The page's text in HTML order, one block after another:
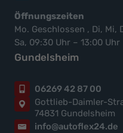
Öffnungszeiten
Mo. Geschlossen , Di, Mi,
Sa, 09:30 Uhr – 13:00 Uhr
Gundelsheim
06269 42 87 00
Gottlieb-Daimler-
74831 Gundelsheim
info@autoflex24.de